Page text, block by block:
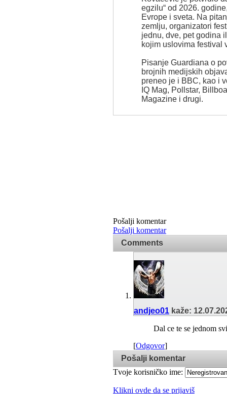
egzilu“ od 2026.
Evrope i sveta. Na
zemlju, organizatori
jednu, dve, pet godina
kojim uslovima festival
Pisanje Guardiana o
brojnih medijskih
preneo je i BBC, kao i
IQ Mag, Pollstar,
Magazine i drugi.
Pošalji komentar
Pošalji komentar
Comments
andjeo01 kaže:
Dal ce te se jednom
[Odgovor]
Pošalji komentar
Tvoje korisničko ime:
Klikni ovde da se prijaviš